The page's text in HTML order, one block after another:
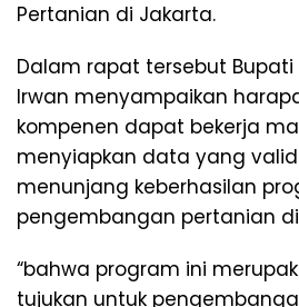
Pertanian di Jakarta.
Dalam rapat tersebut Bupati
Irwan menyampaikan
kompenen dapat bekerja
menyiapkan data yang
menunjang keberhasilan
pengembangan pertanian
“bahwa program ini
tujukan untuk